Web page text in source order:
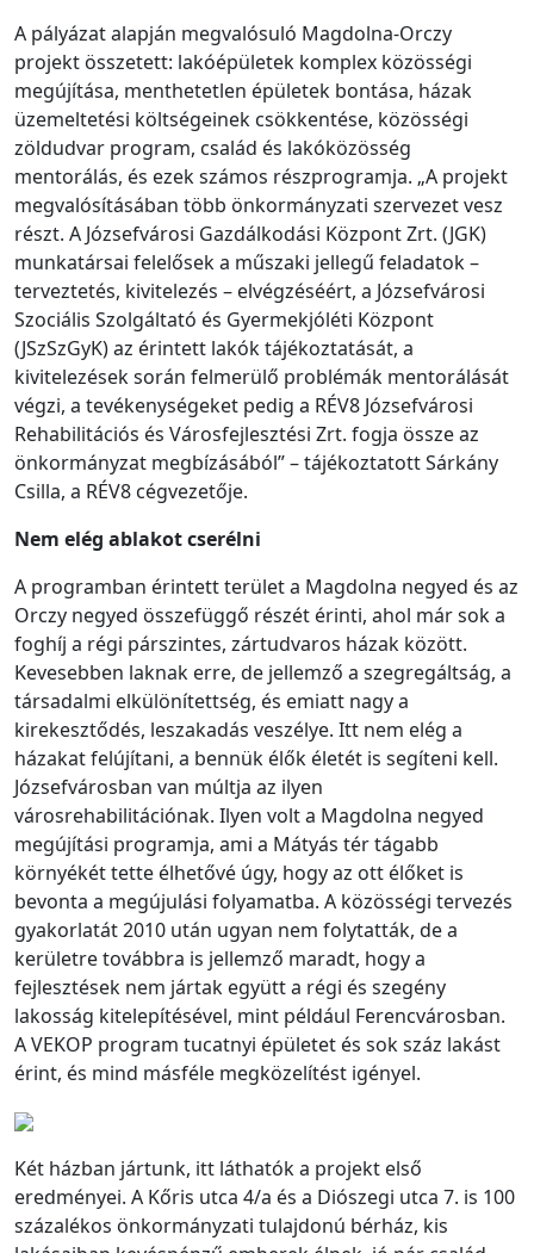
A pályázat alapján megvalósuló Magdolna-Orczy
projekt összetett: lakóépületek komplex közösségi
megújítása, menthetetlen épületek bontása, házak
üzemeltetési költségeinek csökkentése, közösségi
zöldudvar program, család és lakóközösség
mentorálás, és ezek számos részprogramja. „A projekt
megvalósításában több önkormányzati szervezet vesz
részt. A Józsefvárosi Gazdálkodási Központ Zrt. (JGK)
munkatársai felelősek a műszaki jellegű feladatok –
terveztetés, kivitelezés – elvégzéséért, a Józsefvárosi
Szociális Szolgáltató és Gyermekjóléti Központ
(JSzSzGyK) az érintett lakók tájékoztatását, a
kivitelezések során felmerülő problémák mentorálását
végzi, a tevékenységeket pedig a RÉV8 Józsefvárosi
Rehabilitációs és Városfejlesztési Zrt. fogja össze az
önkormányzat megbízásából” – tájékoztatott Sárkány
Csilla, a RÉV8 cégvezetője.
Nem elég ablakot cserélni
A programban érintett terület a Magdolna negyed és az
Orczy negyed összefüggő részét érinti, ahol már sok a
foghíj a régi párszintes, zártudvaros házak között.
Kevesebben laknak erre, de jellemző a szegregáltság, a
társadalmi elkülönítettség, és emiatt nagy a
kirekesztődés, leszakadás veszélye. Itt nem elég a
házakat felújítani, a bennük élők életét is segíteni kell.
Józsefvárosban van múltja az ilyen
városrehabilitációnak. Ilyen volt a Magdolna negyed
megújítási programja, ami a Mátyás tér tágabb
környékét tette élhetővé úgy, hogy az ott élőket is
bevonta a megújulási folyamatba. A közösségi tervezés
gyakorlatát 2010 után ugyan nem folytatták, de a
kerületre továbbra is jellemző maradt, hogy a
fejlesztések nem jártak együtt a régi és szegény
lakosság kitelepítésével, mint például Ferencvárosban.
A VEKOP program tucatnyi épületet és sok száz lakást
érint, és mind másféle megközelítést igényel.
Két házban jártunk, itt láthatók a projekt első
eredményei. A Kőris utca 4/a és a Diószegi utca 7. is 100
százalékos önkormányzati tulajdonú bérház, kis